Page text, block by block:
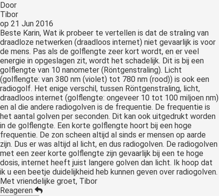
Door
Tibor
op 21 Jun 2016
Beste Karin, Wat ik probeer te vertellen is dat de straling van
draadloze netwerken (draadloos internet) niet gevaarlijk is voor
de mens. Pas als de golflengte zeer kort wordt, en er veel
energie in opgeslagen zit, wordt het schadelijk. Dit is bij een
golflengte van 10 nanometer (Röntgenstraling). Licht
(golflengte: van 380 nm (violet) tot 780 nm (rood)) is ook een
radiogolf. Het enige verschil, tussen Röntgenstraling, licht,
draadloos internet (golflengte: ongeveer 10 tot 100 miljoen nm)
en al die andere radiogolven is de frequentie. De frequentie is
het aantal golven per seconden. Dit kan ook uitgedrukt worden
in de golflengte. Een korte golflengte hoort bij een hoge
frequentie. De zon scheen altijd al sinds er mensen op aarde
zijn. Dus er was altijd al licht, en dus radiogolven. De radiogolven
met een zeer korte golflengte zijn gevaarlijk bij een te hoge
dosis, internet heeft juist langere golven dan licht. Ik hoop dat
ik u een beetje duidelijkheid heb kunnen geven over radiogolven.
Met vriendelijke groet, Tibor
Reageren